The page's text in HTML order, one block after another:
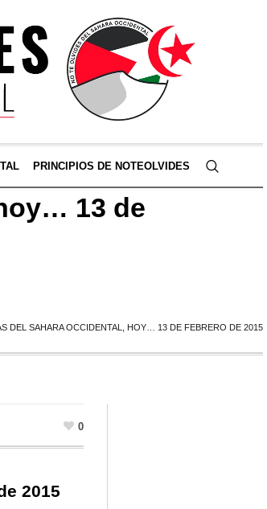
PRINCIPIOS DE NOTEOLVIDES
13 de
DEL SAHARA OCCIDENTAL, HOY… 13 DE FEBRERO DE 2015
0
2015